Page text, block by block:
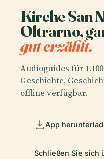
Kirche San
Oltrarno,
gut erzählt.
Audioguides für
Geschichte,
offline verfügbar.
App
Schließen Sie sich